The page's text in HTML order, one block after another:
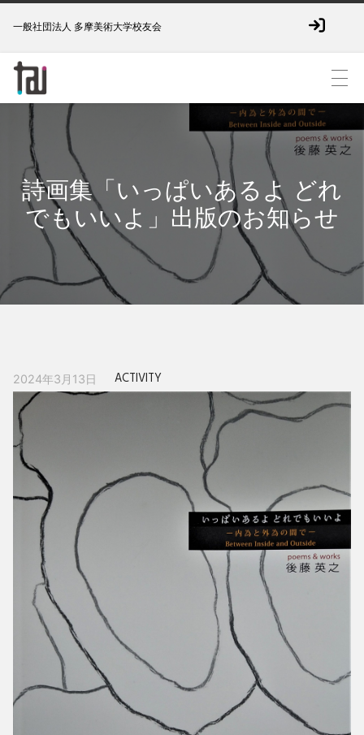
一般社団法人 多摩美術大学校友会
詩画集「いっぱいあるよ どれ
でもいいよ」出版のお知らせ
2024年3月13日 ACTIVITY